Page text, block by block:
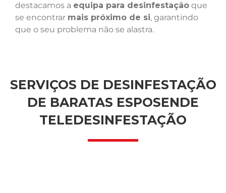
destacamos a equipa para desinfestação que
se encontrar mais próximo de si, garantindo
que o seu problema não se alastra.
SERVIÇOS DE DESINFESTAÇÃO
DE BARATAS ESPOSENDE
TELEDESINFESTAÇÃO